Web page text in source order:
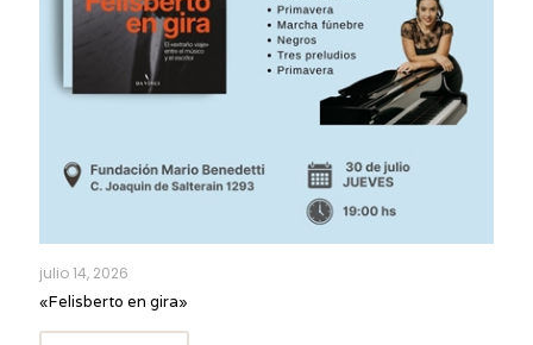
julio 14, 2026
«Felisberto en gira»